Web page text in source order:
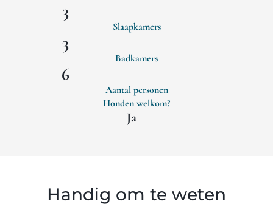
3
Slaapkamers
3
Badkamers
6
Aantal personen
Honden welkom?
Ja
Handig om te weten